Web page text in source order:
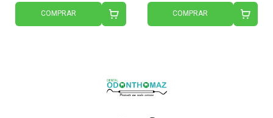
COMPRAR COMPRAR